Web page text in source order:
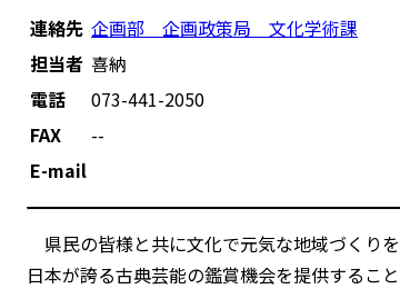
連絡先 企画部 企画政策局 文化学術課
担当者 喜納
電話
073-441-2050
FAX
--
E-mail
県民の皆様と共に文化で元気な地域づくり
日本が誇る古典芸能の鑑賞機会を提供するこ